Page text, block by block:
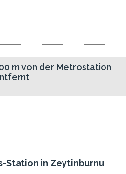
m von der Metrostation
Station in Zeytinburnu